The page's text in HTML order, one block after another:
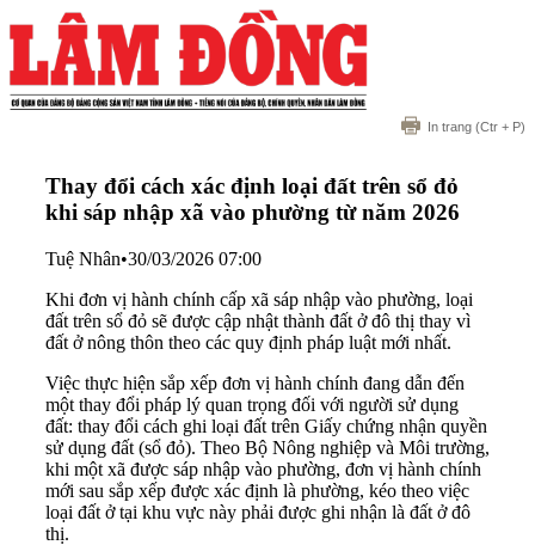
In trang (Ctr + P)
Thay đổi cách xác định loại đất trên sổ đỏ
khi sáp nhập xã vào phường từ năm 2026
Tuệ Nhân•30/03/2026 07:00
Khi đơn vị hành chính cấp xã sáp nhập vào phường, loại
đất trên sổ đỏ sẽ được cập nhật thành đất ở đô thị thay vì
đất ở nông thôn theo các quy định pháp luật mới nhất.
Việc thực hiện sắp xếp đơn vị hành chính đang dẫn đến
một thay đổi pháp lý quan trọng đối với người sử dụng
đất: thay đổi cách ghi loại đất trên Giấy chứng nhận quyền
sử dụng đất (sổ đỏ). Theo Bộ Nông nghiệp và Môi trường,
khi một xã được sáp nhập vào phường, đơn vị hành chính
mới sau sắp xếp được xác định là phường, kéo theo việc
loại đất ở tại khu vực này phải được ghi nhận là đất ở đô
thị.